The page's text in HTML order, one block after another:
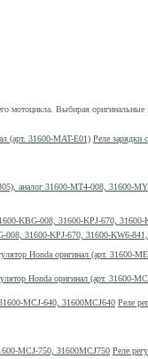
Выбирая оригинальные
Реле зарядки
008, 31600-KPJ-670, 31600-
Honda оригинал (арт. 31600-
Honda оригинал (арт. 31600-
Реле
Реле